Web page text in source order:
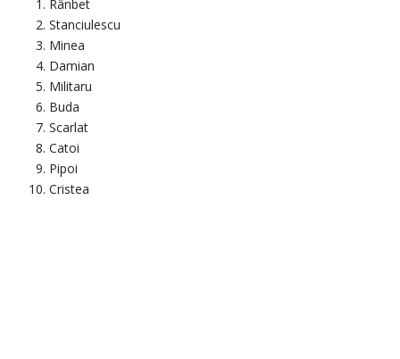
Rânbet
Stanciulescu
Minea
Damian
Militaru
Buda
Scarlat
Catoi
Pipoi
Cristea